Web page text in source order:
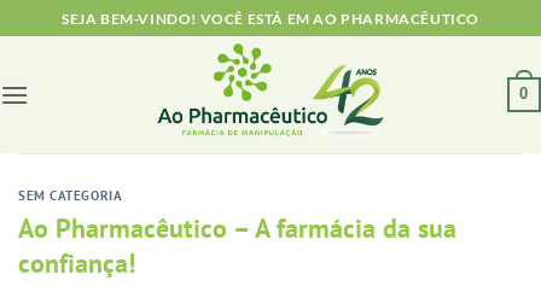
to
SEJA BEM-VINDO! VOCÊ ESTÁ EM AO PHARMACÊUTICO
0
SEM CATEGORIA
Ao Pharmacêutico – A farmácia da sua
confiança!